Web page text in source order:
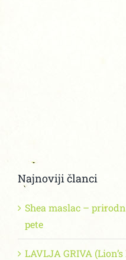
Najnoviji članci
Shea maslac –
pete
LAVLJA GRIVA